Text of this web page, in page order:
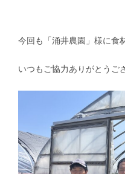
今回も「涌井農園」様に食
いつもご協力ありがとうご